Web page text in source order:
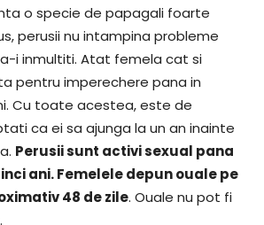
o specie de papagali foarte
perusii nu intampina probleme
i inmultiti. Atat femela cat si
pentru imperechere pana in
Cu toate acestea, este de
ca ei sa ajunga la un an inainte
Perusii sunt activi sexual pana
ani. Femelele depun ouale pe
48 de zile. Ouale nu pot fi